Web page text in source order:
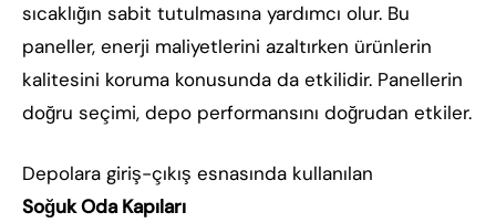
sıcaklığın sabit tutulmasına yardımcı olur. Bu
paneller, enerji maliyetlerini azaltırken ürünlerin
kalitesini koruma konusunda da etkilidir. Panellerin
doğru seçimi, depo performansını doğrudan etkiler.
Depolara giriş-çıkış esnasında kullanılan
Soğuk Oda Kapıları